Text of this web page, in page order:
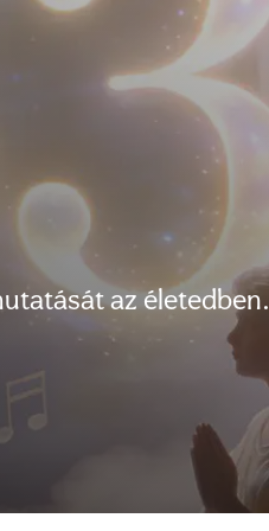
az életedben.